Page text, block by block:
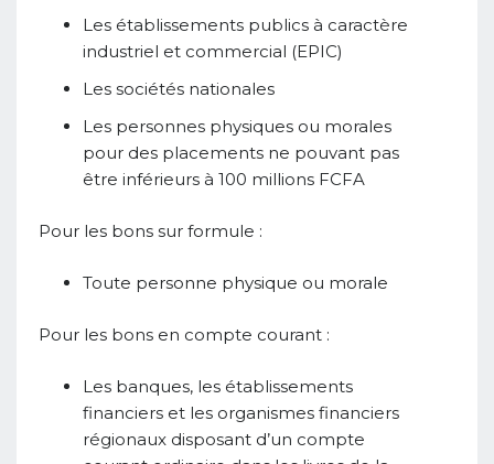
Les établissements publics à caractère
industriel et commercial (EPIC)
Les sociétés nationales
Les personnes physiques ou morales
pour des placements ne pouvant pas
être inférieurs à 100 millions FCFA
Pour les bons sur formule :
Toute personne physique ou morale
Pour les bons en compte courant :
Les banques, les établissements
financiers et les organismes financiers
régionaux disposant d’un compte